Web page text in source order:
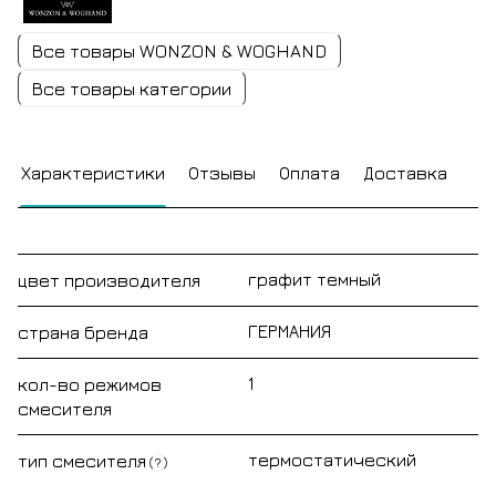
Все товары WONZON & WOGHAND
Все товары категории
Характеристики Отзывы Оплата Доставка
цвет производителя графит темный
страна бренда ГЕРМАНИЯ
кол-во режимов
смесителя
1
тип смесителя ? термостатический